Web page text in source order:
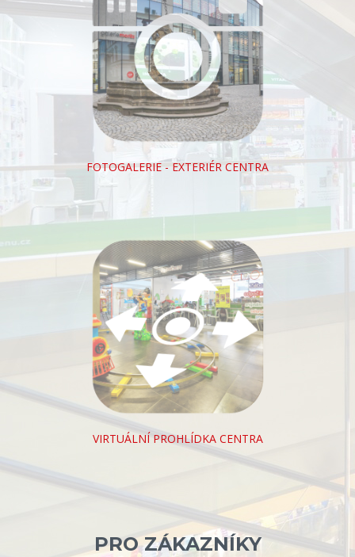
FOTOGALERIE - EXTERIÉR CENTRA
VIRTUÁLNÍ PROHLÍDKA CENTRA
PRO ZÁKAZNÍKY